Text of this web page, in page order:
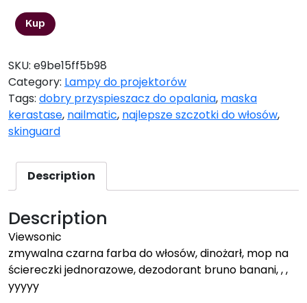
Kup
SKU: e9be15ff5b98
Category: Lampy do projektorów
Tags: dobry przyspieszacz do opalania, maska
kerastase, nailmatic, najlepsze szczotki do włosów,
skinguard
Description
Description
Viewsonic
zmywalna czarna farba do włosów, dinożarł, mop na
ściereczki jednorazowe, dezodorant bruno banani, , ,
yyyyy